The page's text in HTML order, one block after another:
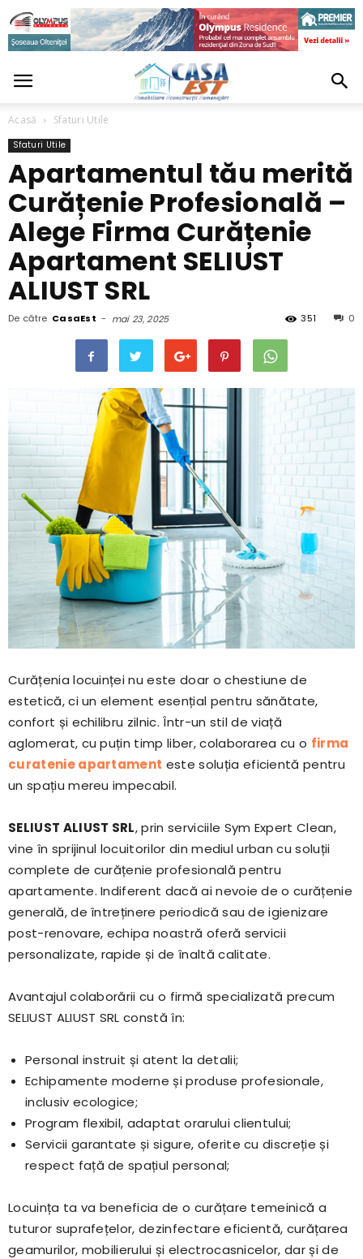
Acasă Sfaturi Utile
Sfaturi Utile
Apartamentul tău merită
Curățenie Profesională –
Alege Firma Curățenie
Apartament SELIUST
ALIUST SRL
De către CasaEst - mai 23, 2025 0
351
Curățenia locuinței nu este doar o chestiune de
estetică, ci un element esențial pentru sănătate,
confort și echilibru zilnic. Într-un stil de viață
aglomerat, cu puțin timp liber, colaborarea cu o firma
curatenie apartament este soluția eficientă pentru
un spațiu mereu impecabil.
SELIUST ALIUST SRL, prin serviciile Sym Expert Clean,
vine în sprijinul locuitorilor din mediul urban cu soluții
complete de curățenie profesională pentru
apartamente. Indiferent dacă ai nevoie de o curățenie
generală, de întreținere periodică sau de igienizare
post-renovare, echipa noastră oferă servicii
personalizate, rapide și de înaltă calitate.
Avantajul colaborării cu o firmă specializată precum
SELIUST ALIUST SRL constă în:
Personal instruit și atent la detalii;
Echipamente moderne și produse profesionale,
inclusiv ecologice;
Program flexibil, adaptat orarului clientului;
Servicii garantate și sigure, oferite cu discreție și
respect față de spațiul personal;
Locuința ta va beneficia de o curățare temeinică a
tuturor suprafețelor, dezinfectare eficientă, curățarea
geamurilor, mobilierului și electrocasnicelor, dar și de